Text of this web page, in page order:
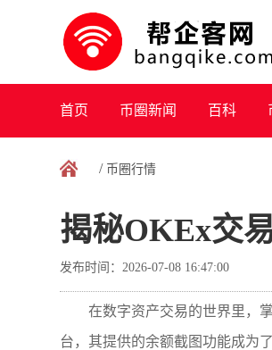
首页 币圈新闻 百科
/ 币圈行情
揭秘OKEx交
发布时间：2026-07-08 16:47:00
在数字资产交易的世界里，
台，其提供的余额截图功能成为